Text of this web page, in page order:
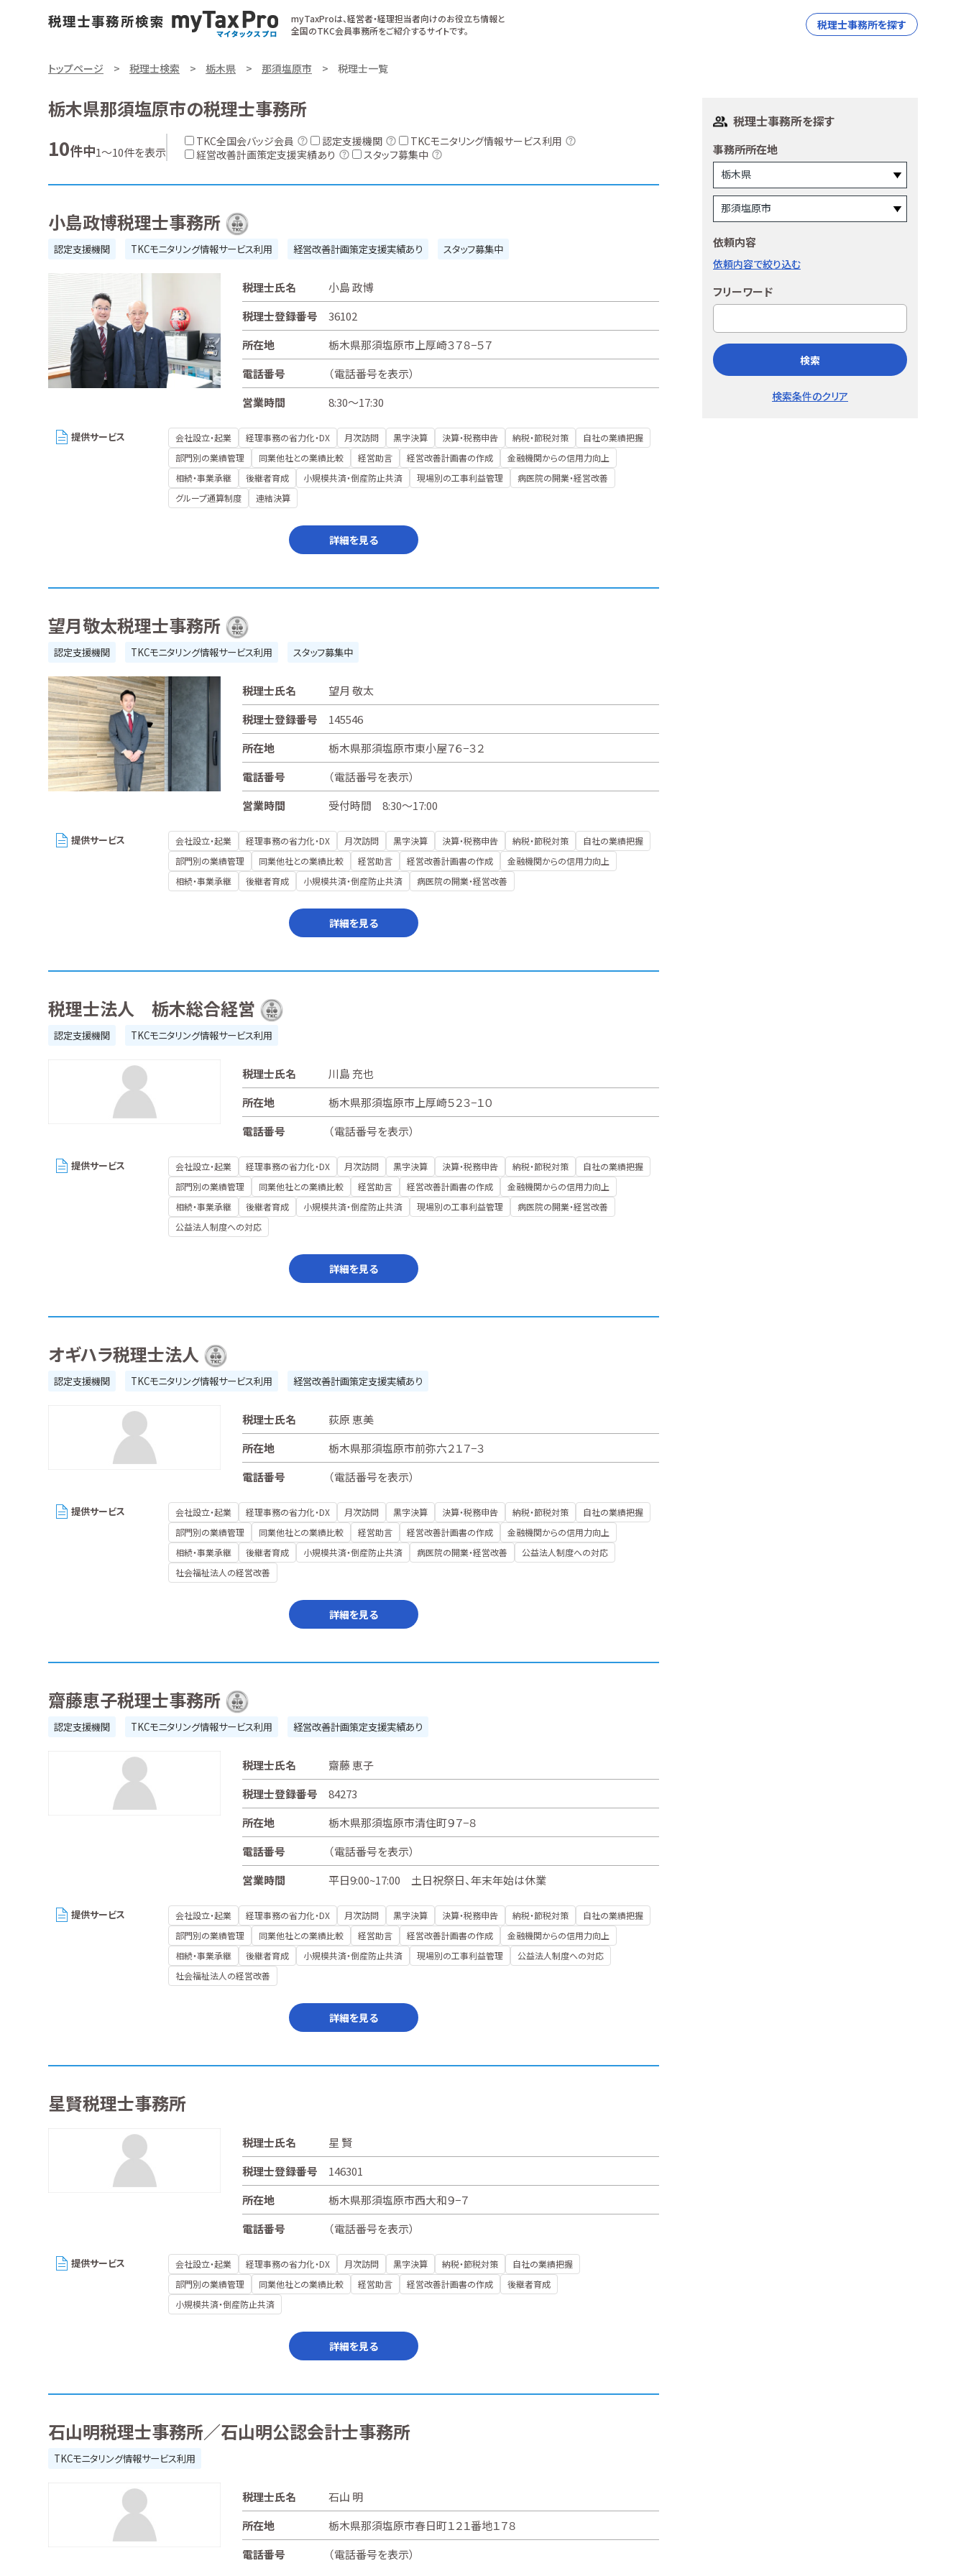
myTaxProは、経営者・経理担当者向けのお役立ち情報と
全国のTKC会員事務所をご紹介するサイトです。
税理士事務所を探す
トップページ 税理士検索 栃木県 那須塩原市 税理士一覧
栃木県那須塩原市の税理士事務所
10件中1～10件を表示
TKC全国会バッジ会員 認定支援機関
TKCモニタリング情報サービス利用
経営改善計画策定支援実績あり
スタッフ募集中
小島政博税理士事務所
認定支援機関 TKCモニタリング情報サービス利用 経営改善計画策定支援実績あり スタッフ募集中
税理士氏名
小島 政博
税理士登録番号
36102
所在地
栃木県那須塩原市上厚崎３７８−５７
電話番号
（電話番号を表示）
営業時間
8:30～17:30
提供サービス 会社設立・起業 経理事務の省力化・DX 月次訪問 黒字決算 決算・税務申告 納税・節税対策
自社の業績把握
部門別の業績管理
同業他社との業績比較 経営助言 経営改善計画書の作成
金融機関からの信用力向上
相続・事業承継
後継者育成 小規模共済・倒産防止共済 現場別の工事利益管理
病医院の開業・経営改善
グループ通算制度
連結決算
詳細を見る
望月敬太税理士事務所
認定支援機関 TKCモニタリング情報サービス利用 スタッフ募集中
税理士氏名
望月 敬太
税理士登録番号
145546
所在地
栃木県那須塩原市東小屋７６−３２
電話番号
（電話番号を表示）
営業時間
受付時間 8:30～17:00
提供サービス 会社設立・起業 経理事務の省力化・DX 月次訪問 黒字決算 決算・税務申告 納税・節税対策
自社の業績把握
部門別の業績管理
同業他社との業績比較 経営助言 経営改善計画書の作成
金融機関からの信用力向上
相続・事業承継
後継者育成 小規模共済・倒産防止共済 病医院の開業・経営改善
詳細を見る
税理士法人 栃木総合経営
認定支援機関 TKCモニタリング情報サービス利用
税理士氏名
川島 充也
所在地
栃木県那須塩原市上厚崎５２３−１０
電話番号
（電話番号を表示）
提供サービス 会社設立・起業 経理事務の省力化・DX 月次訪問 黒字決算 決算・税務申告 納税・節税対策
自社の業績把握
部門別の業績管理
同業他社との業績比較 経営助言 経営改善計画書の作成
金融機関からの信用力向上
相続・事業承継
後継者育成 小規模共済・倒産防止共済 現場別の工事利益管理
病医院の開業・経営改善
公益法人制度への対応
詳細を見る
オギハラ税理士法人
認定支援機関 TKCモニタリング情報サービス利用 経営改善計画策定支援実績あり
税理士氏名
荻原 恵美
所在地
栃木県那須塩原市前弥六２１７−３
電話番号
（電話番号を表示）
提供サービス 会社設立・起業 経理事務の省力化・DX 月次訪問 黒字決算 決算・税務申告 納税・節税対策
自社の業績把握
部門別の業績管理
同業他社との業績比較 経営助言 経営改善計画書の作成
金融機関からの信用力向上
相続・事業承継
後継者育成 小規模共済・倒産防止共済 病医院の開業・経営改善
公益法人制度への対応
社会福祉法人の経営改善
詳細を見る
齋藤恵子税理士事務所
認定支援機関 TKCモニタリング情報サービス利用 経営改善計画策定支援実績あり
税理士氏名
齋藤 恵子
税理士登録番号
84273
所在地
栃木県那須塩原市清住町９７−８
電話番号
（電話番号を表示）
営業時間
平日9:00~17:00 土日祝祭日、年末年始は休業
提供サービス 会社設立・起業 経理事務の省力化・DX 月次訪問 黒字決算 決算・税務申告 納税・節税対策
自社の業績把握
部門別の業績管理
同業他社との業績比較 経営助言 経営改善計画書の作成
金融機関からの信用力向上
相続・事業承継
後継者育成 小規模共済・倒産防止共済 現場別の工事利益管理
公益法人制度への対応
社会福祉法人の経営改善
詳細を見る
星賢税理士事務所
税理士氏名
星 賢
税理士登録番号
146301
所在地
栃木県那須塩原市西大和９−７
電話番号
（電話番号を表示）
提供サービス 会社設立・起業 経理事務の省力化・DX 月次訪問 黒字決算 納税・節税対策
自社の業績把握
部門別の業績管理
同業他社との業績比較 経営助言 経営改善計画書の作成
後継者育成
小規模共済・倒産防止共済
詳細を見る
石山明税理士事務所／石山明公認会計士事務所
TKCモニタリング情報サービス利用
税理士氏名
石山 明
所在地
栃木県那須塩原市春日町１２１番地１７８
電話番号
（電話番号を表示）
税理士事務所を探す
事務所所在地
依頼内容
依頼内容で絞り込む
フリーワード
検索
検索条件のクリア